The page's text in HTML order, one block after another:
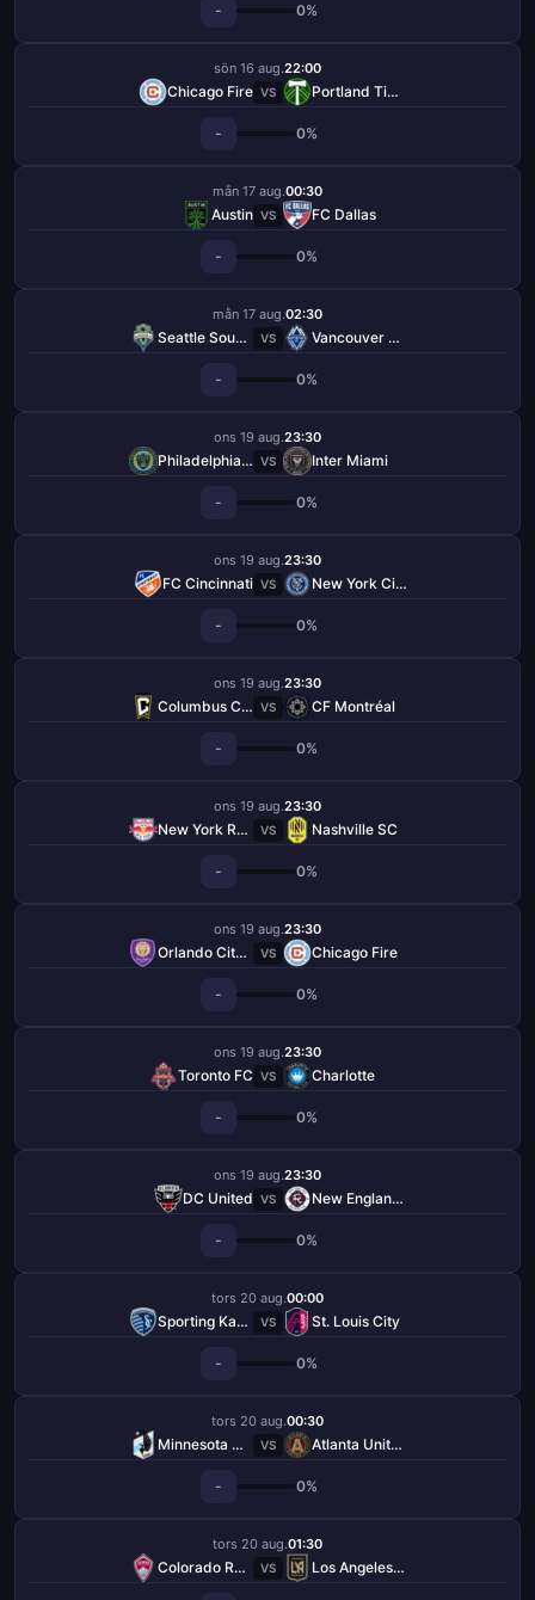
- 0%
sön 16 aug.22:00
Chicago Fire VS Portland Timbers
- 0%
mån 17 aug.00:30
Austin VS FC Dallas
- 0%
mån 17 aug.02:30
Seattle Sounders VS Vancouver Whitecaps
- 0%
ons 19 aug.23:30
Philadelphia Union VS Inter Miami
- 0%
ons 19 aug.23:30
FC Cincinnati VS New York City FC
- 0%
ons 19 aug.23:30
Columbus Crew VS CF Montréal
- 0%
ons 19 aug.23:30
New York Red Bulls VS Nashville SC
- 0%
ons 19 aug.23:30
Orlando City SC VS Chicago Fire
- 0%
ons 19 aug.23:30
Toronto FC VS Charlotte
- 0%
ons 19 aug.23:30
DC United VS New England Revolution
- 0%
tors 20 aug.00:00
Sporting Kansas City VS St. Louis City
- 0%
tors 20 aug.00:30
Minnesota United FC VS Atlanta United FC
- 0%
tors 20 aug.01:30
Colorado Rapids VS Los Angeles FC